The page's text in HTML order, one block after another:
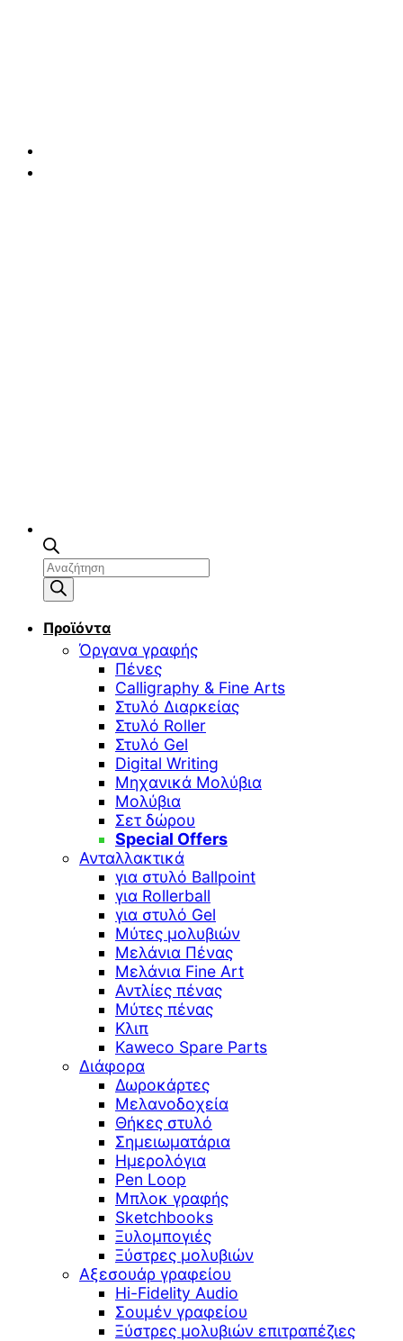
Αναζήτηση
προϊόντων
Προϊόντα
Όργανα γραφής
Πένες
Calligraphy & Fine Arts
Στυλό Διαρκείας
Στυλό Roller
Στυλό Gel
Digital Writing
Μηχανικά Μολύβια
Μολύβια
Σετ δώρου
Special Offers
Ανταλλακτικά
για στυλό Ballpoint
για Rollerball
για στυλό Gel
Μύτες μολυβιών
Μελάνια Πένας
Μελάνια Fine Art
Αντλίες πένας
Μύτες πένας
Κλιπ
Kaweco Spare Parts
Διάφορα
Δωροκάρτες
Μελανοδοχεία
Θήκες στυλό
Σημειωματάρια
Ημερολόγια
Pen Loop
Μπλοκ γραφής
Sketchbooks
Ξυλομπογιές
Ξύστρες μολυβιών
Αξεσουάρ γραφείου
Hi-Fidelity Audio
Σουμέν γραφείου
Ξύστρες μολυβιών επιτραπέζιες